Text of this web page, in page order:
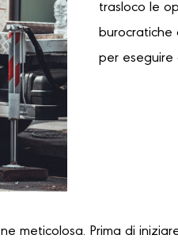
trasloco le
burocratiche
per eseguire
meticolosa. Prima di